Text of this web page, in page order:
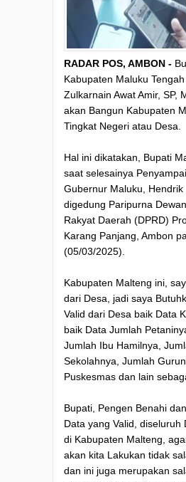
RADAR POS, AMBON -
Kabupaten Maluku Tengah
Zulkarnain Awat Amir, SP,
akan Bangun Kabupaten
Tingkat Negeri atau Desa.
Hal ini dikatakan, Bupati
saat selesainya
Gubernur Maluku, Hendrik
digedung Paripurna
Rakyat Daerah (DPRD)
Karang Panjang, Ambon
(05/03/2025).
Kabupaten Malteng ini,
dari Desa, jadi saya
Valid dari Desa baik Data
baik Data Jumlah
Jumlah Ibu Hamilnya,
Sekolahnya, Jumlah
Puskesmas dan lain
Bupati, Pengen Benahi
Data yang Valid, diseluruh
di Kabupaten Malteng,
akan kita Lakukan tidak
dan ini juga merupakan